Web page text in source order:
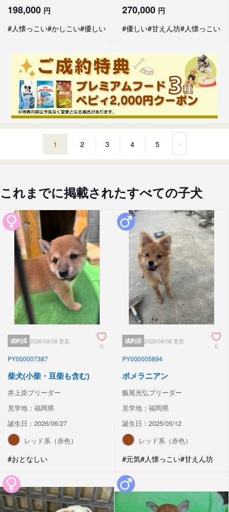
198,000 円
#人懐っこい#かしこい#優しい
270,000 円
#優しい#甘えん坊#人懐っこい
1 2 3 4 5 ＞
これまでに掲載されたすべての子犬
成約済 2026/08/08 更新
0
PY000007387
柴犬(小柴・豆柴も含む)
井上崇ブリーダー
見学地：福岡県
誕生日：2026/06/27
レッド系（赤色）
#おとなしい
成約済 2026/08/08 更新
0
PY000005894
ポメラニアン
飯尾光弘ブリーダー
見学地：福岡県
誕生日：2025/05/12
レッド系（赤色）
#元気#人懐っこい#甘えん坊